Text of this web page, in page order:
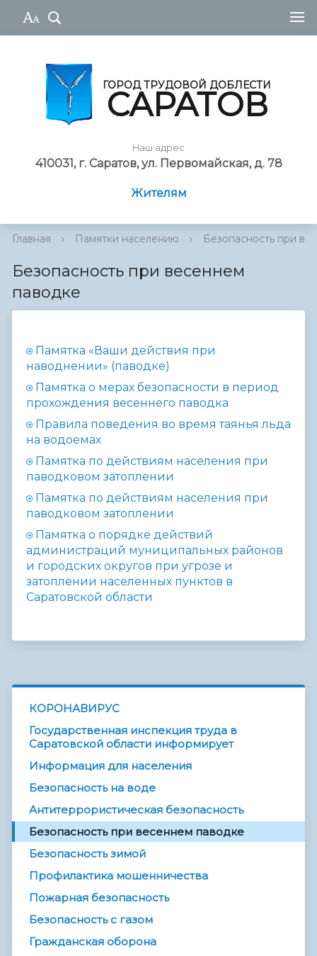
ГОРОД ТРУДОВОЙ ДОБЛЕСТИ
САРАТОВ
Наш адрес
410031, г. Саратов, ул. Первомайская, д. 78
Жителям
Главная › Памятки населению › Безопасность при
Безопасность при весеннем
паводке
Памятка «Ваши действия при
наводнении» (паводке)
Памятка о мерах безопасности в период
прохождения весеннего паводка
Правила поведения во время таянья льда
на водоемах
Памятка по действиям населения при
паводковом затоплении
Памятка по действиям населения при
паводковом затоплении
Памятка о порядке действий
администраций муниципальных районов
и городских округов при угрозе и
затоплении населенных пунктов в
Саратовской области
КОРОНАВИРУС
Государственная инспекция труда в
Саратовской области информирует
Информация для населения
Безопасность на воде
Антитеррористическая безопасность
Безопасность при весеннем паводке
Безопасность зимой
Профилактика мошенничества
Пожарная безопасность
Безопасность с газом
Гражданская оборона